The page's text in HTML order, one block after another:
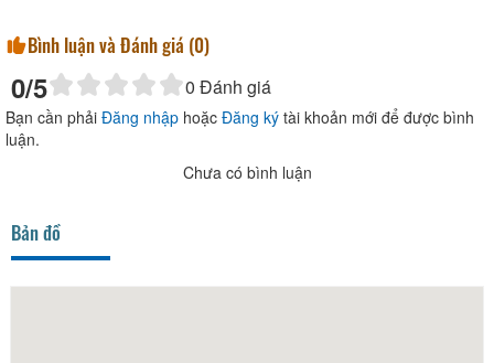
Bình luận và Đánh giá (0)
0/5 0 Đánh giá
Bạn cần phải Đăng nhập hoặc Đăng ký tài khoản mới để được bình
luận.
Chưa có bình luận
Bản đồ